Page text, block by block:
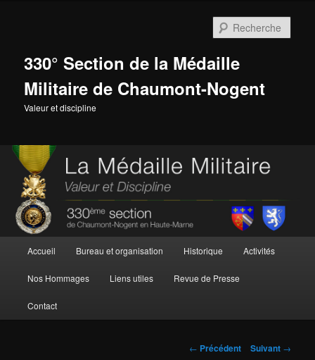
330° Section de la Médaille
Militaire de Chaumont-Nogent
Valeur et discipline
principal
Accueil Bureau et organisation Historique Activités
Nos Hommages Liens utiles Revue de Presse
Contact
Navigation
← Précédent Suivant →